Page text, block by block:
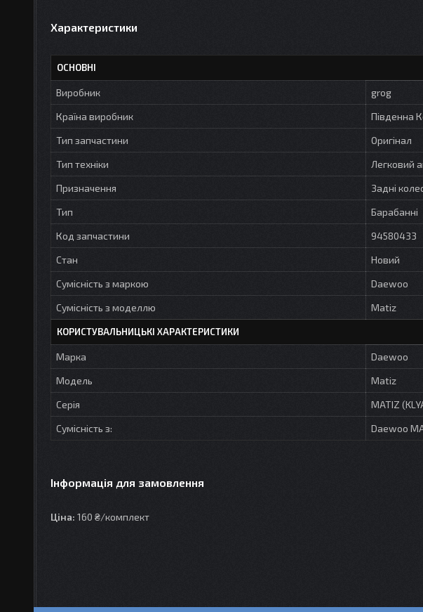
Характеристики
ОСНОВНІ
Виробник
grog
Країна виробник
Південна
Тип запчастини
Оригінал
Тип техніки
Легковий
Призначення
Задні
Тип
Барабанні
Код запчастини
94580433
Стан
Новий
Сумісність з маркою
Daewoo
Сумісність з моделлю
Matiz
КОРИСТУВАЛЬНИЦЬКІ ХАРАКТЕРИСТИКИ
Марка
Daewoo
Модель
Matiz
Серія
MATIZ
Сумісність з:
Daewoo
Інформація для замовлення
Ціна: 160 ₴/комплект